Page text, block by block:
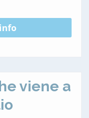
viene a